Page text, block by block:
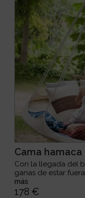
Cama
Con la llegada del
ganas de estar
más
178 €